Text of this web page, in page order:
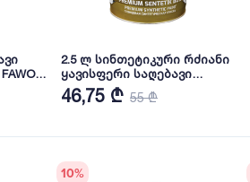
2.5 ლ სინთეტიკური რძიანი
ყავისფერი საღებავი
FAWORI Premium
46,75 ₾ 55 ₾
10%